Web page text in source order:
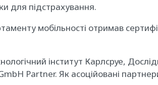
для підстрахування.
мобільності отримав
інститут Карлсруе,
Partner. Як асоційовані